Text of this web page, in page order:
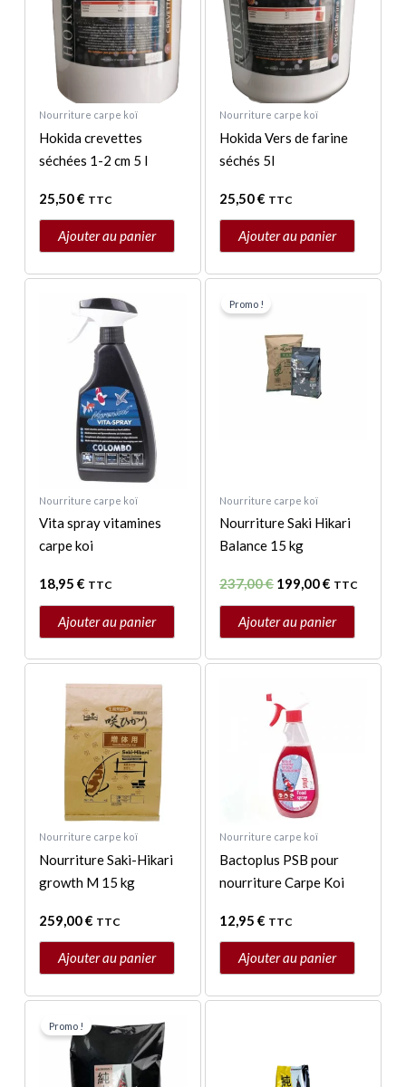
Nourriture carpe koï
Hokida crevettes
séchées 1-2 cm 5 l
25,50€ TTC
Ajouter au panier
Nourriture carpe koï
Hokida Vers de farine
séchés 5l
25,50€ TTC
Ajouter au panier
Nourriture carpe koï
Vita spray vitamines
carpe koi
18,95€ TTC
Ajouter au panier
Promo !
Nourriture carpe koï
Nourriture Saki Hikari
Balance 15 kg
237,00€
était :
237,00 €.
199,00€ TTC
Ajouter au panier
Nourriture carpe koï
Nourriture Saki-Hikari
growth M 15 kg
259,00€ TTC
Ajouter au panier
Nourriture carpe koï
Bactoplus PSB pour
nourriture Carpe Koi
12,95 € TTC
Ajouter au panier
Promo !
produit
plusieurs